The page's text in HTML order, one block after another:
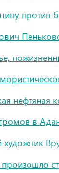
против
нефтяная
в